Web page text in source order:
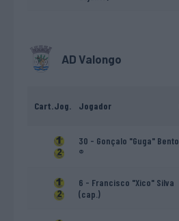
AD Valongo
Cart.Jog. Jogador
30 - Gonçalo "Guga" Bento
®
6 - Francisco "Xico" Silva
(cap.)